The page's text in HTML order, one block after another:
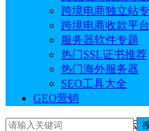
跨境电商独立站
跨境电商收款平台
服务器软件专题
热门SSL证书推荐
热门海外服务器
SEO工具大全
GEO营销
五、Hostinger
六、宝塔面板
一、阿里云
阿里云官网地址：
阿里云是全球领先的云